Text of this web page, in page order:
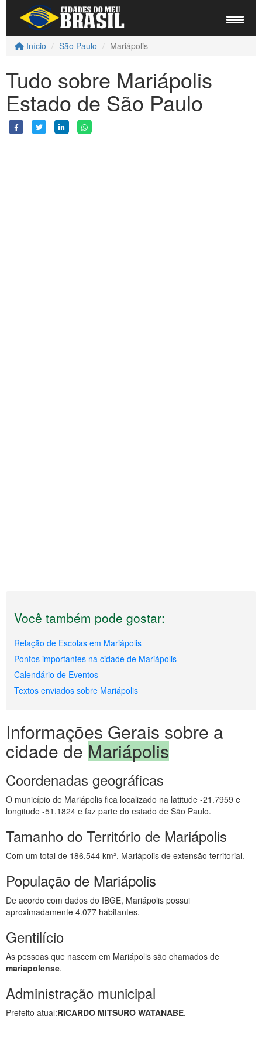
Início São Paulo Mariápolis
Tudo sobre Mariápolis
Estado de São Paulo
Você também pode gostar:
Relação de Escolas em Mariápolis
Pontos importantes na cidade de Mariápolis
Calendário de Eventos
Textos enviados sobre Mariápolis
Informações Gerais sobre a
cidade de Mariápolis
Coordenadas geográficas
O município de Mariápolis fica localizado na latitude -21.7959 e
longitude -51.1824 e faz parte do estado de São Paulo.
Tamanho do Território de Mariápolis
Com um total de 186,544 km², Mariápolis de extensão territorial.
População de Mariápolis
De acordo com dados do IBGE, Mariápolis possui
aproximadamente 4.077 habitantes.
Gentilício
As pessoas que nascem em Mariápolis são chamados de
mariapolense.
Administração municipal
Prefeito atual:RICARDO MITSURO WATANABE.